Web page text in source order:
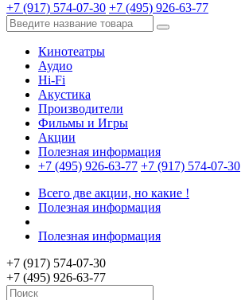
+7 (917) 574-07-30 +7 (495) 926-63-77
Кинотеатры
Аудио
Hi-Fi
Акустика
Производители
Фильмы и Игры
Акции
Полезная информация
+7 (495) 926-63-77 +7 (917) 574-07-30
Всего две акции, но какие !
Полезная информация
Полезная информация
+7 (917) 574-07-30
+7 (495) 926-63-77